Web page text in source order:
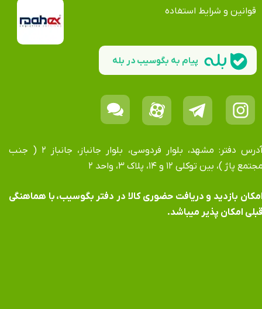
قوانین و شرایط استفاده
آدرس دفتر: مشهد، بلوار فردوسی، بلوار جانباز، جانباز ۲ ( جنب
پاژ )، بین توکلی ۱۲ و ۱۴، پلاک ۳، واحد ۲
بازدید و دریافت حضوری کالا در دفتر بگوسیب، با هماهنگی
امکان پذیر میباشد.
پیام به بگوسیب در بله